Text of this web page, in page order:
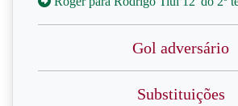
Gol adversário
Substituições